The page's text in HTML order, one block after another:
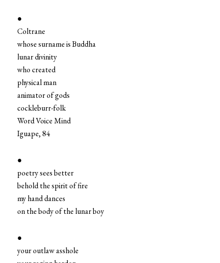
●
Coltrane
whose surname is Buddha
lunar divinity
who created
physical man
animator of gods
cockleburr-folk
Word Voice Mind
Iguape, 84
●
poetry sees better
behold the spirit of fire
my hand dances
on the body of the lunar boy
●
your outlaw asshole